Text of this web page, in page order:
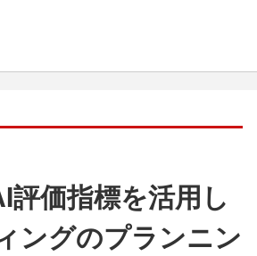
価指標を活用し
ングのプランニン